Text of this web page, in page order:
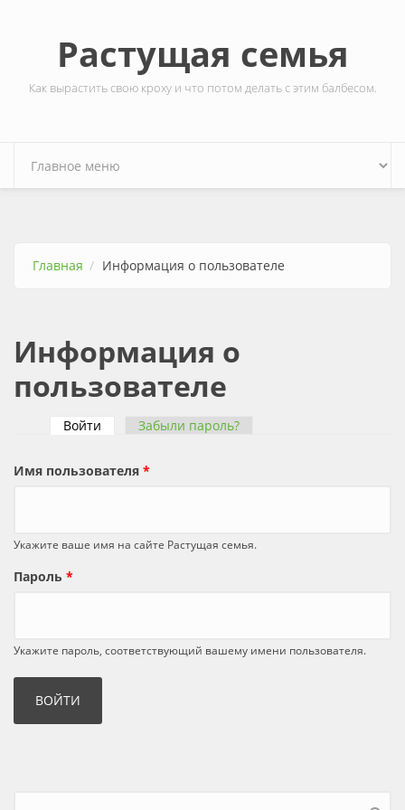
Растущая семья
Как вырастить свою кроху и что потом делать с этим балбесом.
Главная Информация о пользователе
Информация о
пользователе
Войти (активная вкладка)
Забыли пароль?
Имя пользователя *
Укажите ваше имя на сайте Растущая семья.
Пароль *
Укажите пароль, соответствующий вашему имени пользователя.